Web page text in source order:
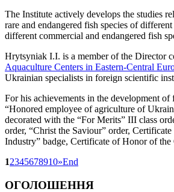
The Institute actively develops the studies
rare and endangered fish species of
different commercial and endangered fish
Hrytsyniak I.I. is a member of the Director
Aquaculture Centers in Eastern-Central
Ukrainian specialists in foreign scientific
For his achievements in the development
“Honored employee of agriculture of
decorated with the “For Merits” III class
order, “Christ the Saviour” order,
Industry” badge, Certificate of Honor of
12345678910»End
ОГОЛОШЕННЯ